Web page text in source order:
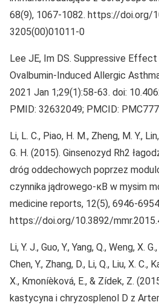
68(9), 1067-1082. https://doi.org/
3205(00)01011-0
Lee JE, Im DS. Suppressive
Ovalbumin-Induced Allergic
2021 Jan 1;29(1):58-63. doi:
PMID: 32632049; PMCID:
Li, L. C., Piao, H. M., Zheng, M. Y.,
G. H. (2015). Ginsenozyd Rh2
dróg oddechowych poprzez
czynnika jądrowego-κB w mysim
medicine reports, 12(5), 6946-
https://doi.org/10.3892/
Li, Y. J., Guo, Y., Yang, Q., Weng, X.
Chen, Y., Zhang, D., Li, Q., Liu, X. C.,
X., Kmoníèková, E., & Zídek, Z.
kastycyna i chryzosplenol D z